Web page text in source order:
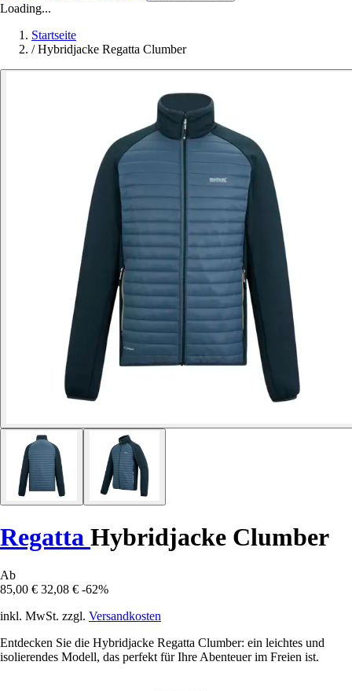
Loading...
Startseite
/ Hybridjacke Regatta Clumber
Regatta Hybridjacke Clumber
Ab
85,00 € 32,08 € -62%
inkl. MwSt. zzgl. Versandkosten
Entdecken Sie die Hybridjacke Regatta Clumber: ein leichtes und
isolierendes Modell, das perfekt für Ihre Abenteuer im Freien ist.